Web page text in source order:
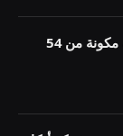
يقوم المالك بتوحيد محفظة مكونة من 54